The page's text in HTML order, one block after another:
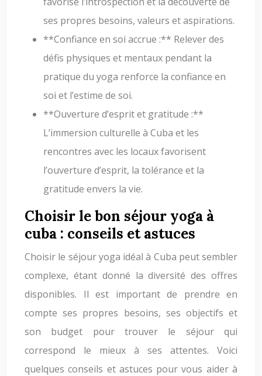
ses propres besoins, valeurs et aspirations.
**Confiance en soi accrue :** Relever des
défis physiques et mentaux pendant la
pratique du yoga renforce la confiance en
soi et l’estime de soi.
**Ouverture d’esprit et gratitude :**
L’immersion culturelle à Cuba et les
rencontres avec les locaux favorisent
l’ouverture d’esprit, la tolérance et la
gratitude envers la vie.
Choisir le bon séjour yoga à
cuba : conseils et astuces
Choisir le séjour yoga idéal à Cuba peut sembler
complexe, étant donné la diversité des offres
disponibles. Il est important de prendre en
compte ses propres besoins, ses objectifs et
son budget pour trouver le séjour qui
correspond le mieux à ses attentes. Voici
quelques conseils et astuces pour vous aider à